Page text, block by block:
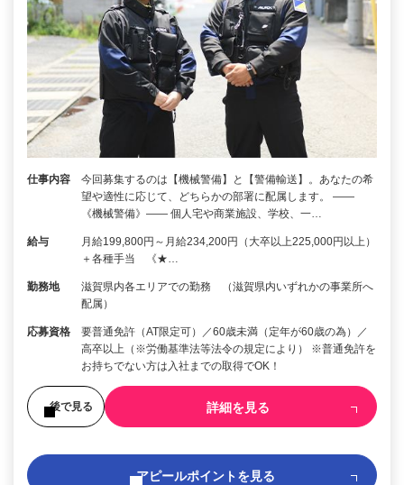
仕事内容
今回募集するのは【機械警備】と【警備輸送】。あなたの希
望や適性に応じて、どちらかの部署に配属します。 ――
《機械警備》―― 個人宅や商業施設、学校、一…
給与
月給199,800円～月給234,200円（大卒以上225,000円以上）
＋各種手当 《★…
勤務地
滋賀県内各エリアでの勤務 （滋賀県内いずれかの事業所へ
配属）
応募資格
要普通免許（AT限定可）／60歳未満（定年が60歳の為）／
高卒以上（※労働基準法等法令の規定により） ※普通免許を
お持ちでない方は入社までの取得でOK！
後で見る 詳細を見る
アピールポイントを見る